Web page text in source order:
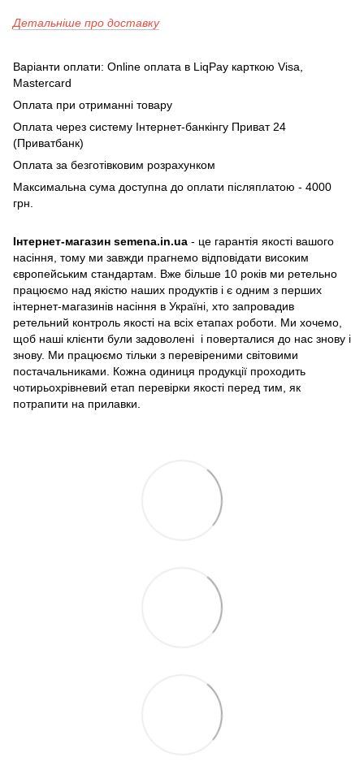
Детальніше про доставку
Варіанти оплати: Online оплата в LiqPay карткою Visa,
Mastercard
Оплата при отриманні товару
Оплата через систему Інтернет-банкінгу Приват 24
(Приватбанк)
Оплата за безготівковим розрахунком
Максимальна сума доступна до оплати післяплатою - 4000
грн.
Інтернет-магазин semena.in.ua - це гарантія якості вашого
насіння, тому ми завжди прагнемо відповідати високим
європейським стандартам. Вже більше 10 років ми ретельно
працюємо над якістю наших продуктів і є одним з перших
інтернет-магазинів насіння в Україні, хто запровадив
ретельний контроль якості на всіх етапах роботи. Ми хочемо,
щоб наші клієнти були задоволені і поверталися до нас знову і
знову. Ми працюємо тільки з перевіреними світовими
постачальниками. Кожна одиниця продукції проходить
чотирьохрівневий етап перевірки якості перед тим, як
потрапити на прилавки.